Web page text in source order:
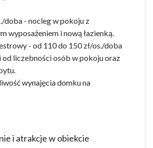
doba - nocleg w pokoju z
wyposażeniem i nową łazienką.
- od 110 do 150 zł/os./doba
od liczebności osób w pokoju oraz
wynajęcia domku na
i atrakcje w obiekcie